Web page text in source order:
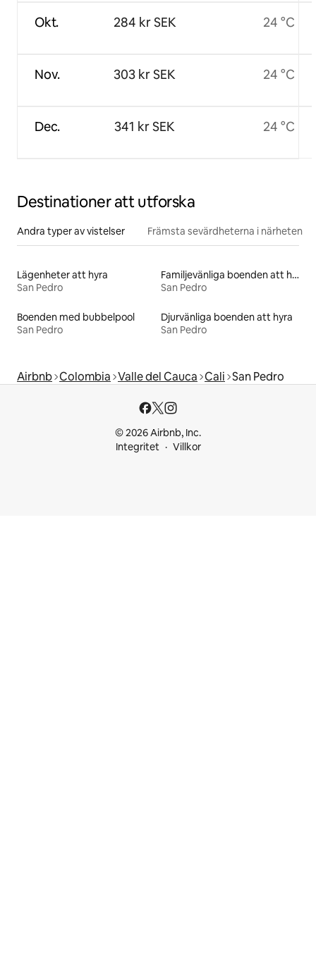
Okt.
Nov.
Dec.
284 kr SEK
303 kr SEK
341 kr SEK
24 °C
24 °C
24 °C
Destinationer att utforska
Andra typer av vistelser Främsta sevärdheterna i närheten
Lägenheter att hyra
San Pedro
Familjevänliga boenden att hyra
San Pedro
Boenden med bubbelpool
San Pedro
Djurvänliga boenden att hyra
San Pedro
Airbnb Colombia Valle del Cauca Cali San Pedro
© 2026 Airbnb, Inc.
Integritet
Villkor